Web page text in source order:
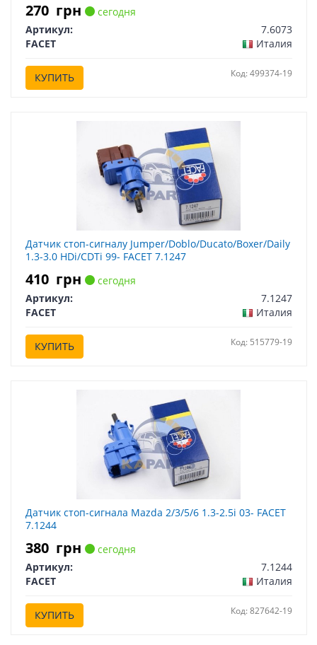
270 грн
сегодня
Артикул:
7.6073
FACET
Италия
КУПИТЬ Код: 499374-19
Датчик стоп-сигналу Jumper/Doblo/Ducato/Boxer/Daily
1.3-3.0 HDi/CDTi 99- FACET 7.1247
410 грн
сегодня
Артикул:
7.1247
FACET
Италия
КУПИТЬ Код: 515779-19
Датчик стоп-сигнала Mazda 2/3/5/6 1.3-2.5i 03- FACET
7.1244
380 грн
сегодня
Артикул:
7.1244
FACET
Италия
КУПИТЬ Код: 827642-19